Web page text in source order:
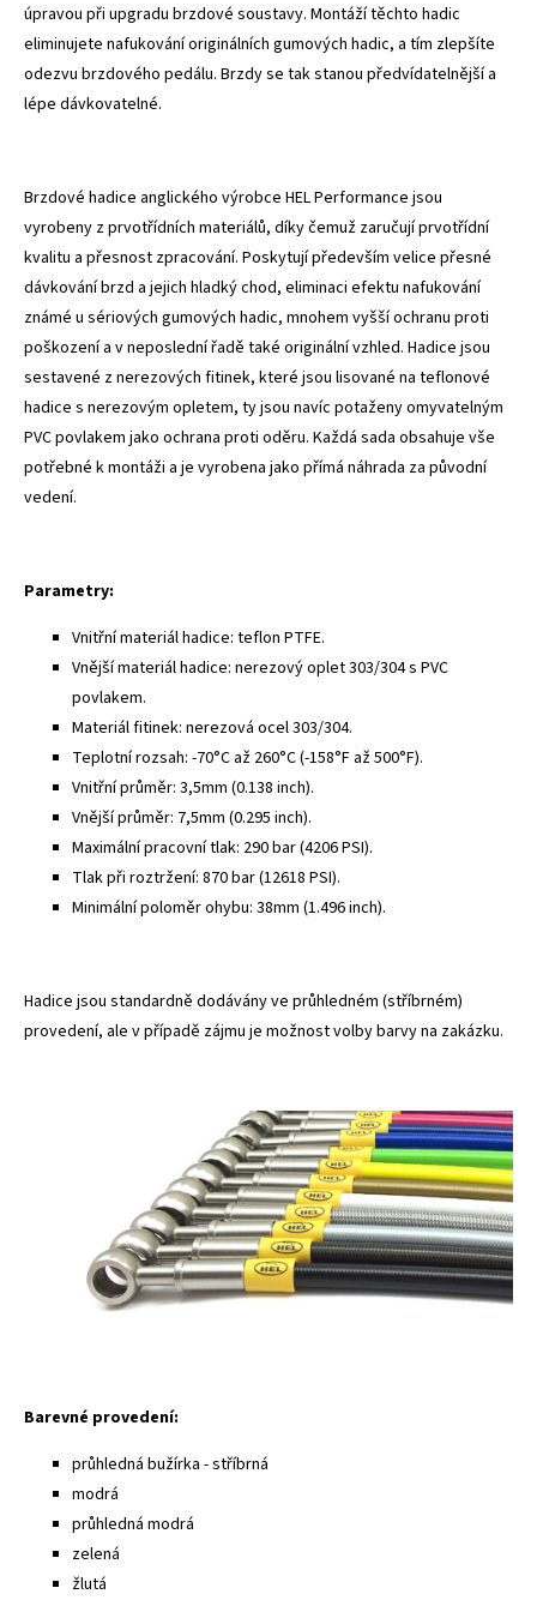
úpravou při upgradu brzdové soustavy. Montáží těchto hadic
eliminujete nafukování originálních gumových hadic, a tím zlepšíte
odezvu brzdového pedálu. Brzdy se tak stanou předvídatelnější a
lépe dávkovatelné.
Brzdové hadice anglického výrobce HEL Performance jsou
vyrobeny z prvotřídních materiálů, díky čemuž zaručují prvotřídní
kvalitu a přesnost zpracování. Poskytují především velice přesné
dávkování brzd a jejich hladký chod, eliminaci efektu nafukování
známé u sériových gumových hadic, mnohem vyšší ochranu proti
poškození a v neposlední řadě také originální vzhled. Hadice jsou
sestavené z nerezových fitinek, které jsou lisované na teflonové
hadice s nerezovým opletem, ty jsou navíc potaženy omyvatelným
PVC povlakem jako ochrana proti oděru. Každá sada obsahuje vše
potřebné k montáži a je vyrobena jako přímá náhrada za původní
vedení.
Parametry:
Vnitřní materiál hadice: teflon PTFE.
Vnější materiál hadice: nerezový oplet 303/304 s PVC
povlakem.
Materiál fitinek: nerezová ocel 303/304.
Teplotní rozsah: -70°C až 260°C (-158°F až 500°F).
Vnitřní průměr: 3,5mm (0.138 inch).
Vnější průměr: 7,5mm (0.295 inch).
Maximální pracovní tlak: 290 bar (4206 PSI).
Tlak při roztržení: 870 bar (12618 PSI).
Minimální poloměr ohybu: 38mm (1.496 inch).
Hadice jsou standardně dodávány ve průhledném (stříbrném)
provedení, ale v případě zájmu je možnost volby barvy na zakázku.
Barevné provedení:
průhledná bužírka - stříbrná
modrá
průhledná modrá
zelená
žlutá